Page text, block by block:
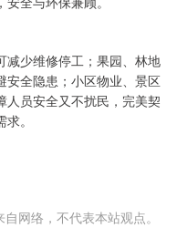
减少维修停工；果园、林地
安全隐患；小区物业、景区
人员安全又不扰民，完美契
。
网络，不代表本站观点。